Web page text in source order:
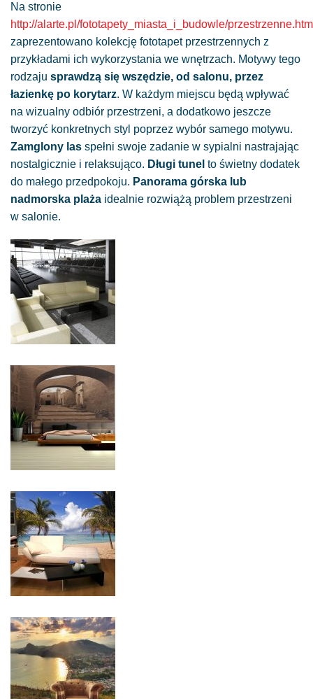
Na stronie
http://alarte.pl/fototapety_miasta_i_budowle/
zaprezentowano kolekcję fototapet przestrzennych z
przykładami ich wykorzystania we wnętrzach. Motywy tego
rodzaju sprawdzą się wszędzie, od salonu, przez
łazienkę po korytarz. W każdym miejscu będą wpływać
na wizualny odbiór przestrzeni, a dodatkowo jeszcze
tworzyć konkretnych styl poprzez wybór samego motywu.
Zamglony las spełni swoje zadanie w sypialni nastrajając
nostalgicznie i relaksująco. Długi tunel to świetny dodatek
do małego przedpokoju. Panorama górska lub
nadmorska plaża idealnie rozwiążą problem przestrzeni
w salonie.